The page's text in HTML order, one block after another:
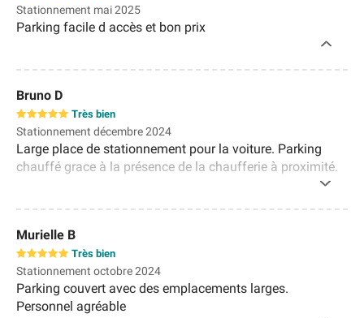
Stationnement mai 2025
Parking facile d accès et bon prix
Bruno D
Très bien
Stationnement décembre 2024
Large place de stationnement pour la voiture. Parking
chauffé grace à la présence de la chaufferie à proximité.
Murielle B
Très bien
Stationnement octobre 2024
Parking couvert avec des emplacements larges.
Personnel agréable